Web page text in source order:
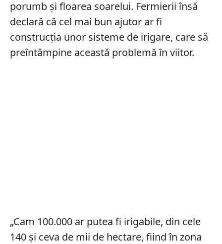
porumb și floarea soarelui. Fermierii însă
declară că cel mai bun ajutor ar fi
construcția unor sisteme de irigare, care să
preîntâmpine această problemă în viitor.
„Cam 100.000 ar putea fi irigabile, din cele
140 și ceva de mii de hectare, fiind în zona